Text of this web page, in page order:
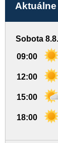
Sobota
09:00
12:00
15:00
18:00